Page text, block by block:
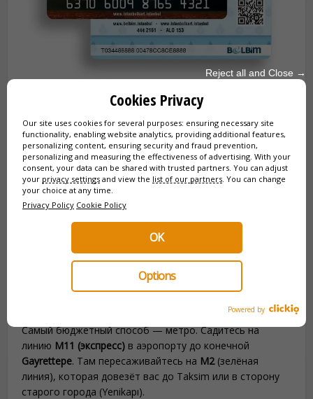
незаменимый ключ ко всем вашим путешествиям.
Вы можете пополнить ее в автоматах, и одна карта
может использоваться для нескольких пассажиров
(до 5 человек).
✈️ Как добраться в центр из аэропортов
IST и SAW?
Это самый частый вопрос. Вот самые удобные
Из нового аэропорта Стамбула (IST)
Самый бюджетный способ — метро. Садитесь на
линию M11 (экспресс) в аэропорту до конечной
Gayrettepe. Там пересаживайтесь на M2(зелёная
линия), которая довезёт вас до Taksim или в сторону
старого города (Yenikapı).
Reject all and Close →
Cookies Privacy
Our site uses cookies for several purposes: ensuring necessary site
functionality, enabling website analytics, providing additional features,
personalizing content, ensuring security and fraud prevention,
personalizing and measuring the effectiveness of advertising. With your
consent, your data can be shared with trusted partners. You can adjust
your privacy settings and view the list of our partners . You can change
your choice at any time.
Privacy Policy Cookie Policy
Options
OK
Powered by